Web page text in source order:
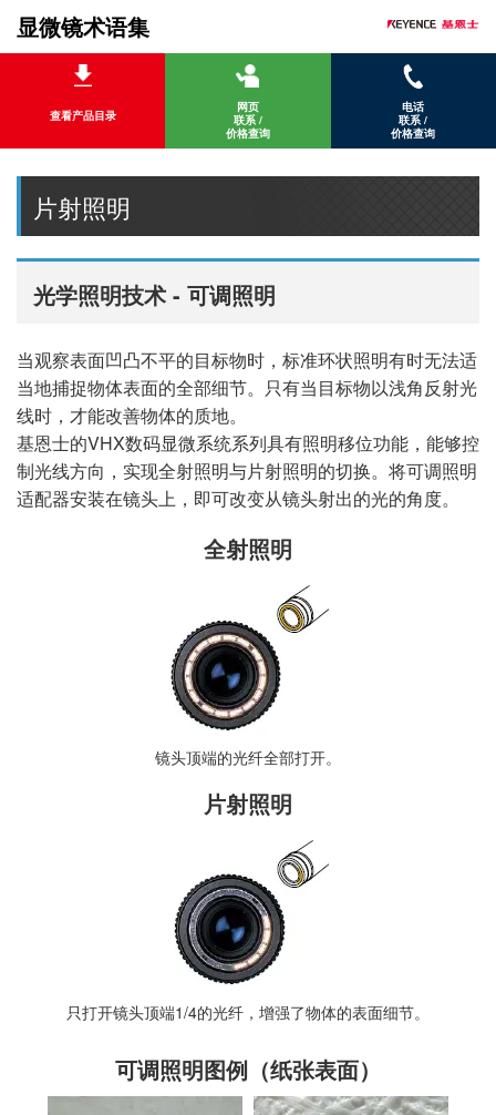
显微镜术语集
查看产品目录
网页
联系 /
价格查询
电话
联系 /
价格查询
片射照明
光学照明技术 - 可调照明
当观察表面凹凸不平的目标物时，标准环状照明有时无法适
当地捕捉物体表面的全部细节。只有当目标物以浅角反射光
线时，才能改善物体的质地。
基恩士的VHX数码显微系统系列具有照明移位功能，能够控
制光线方向，实现全射照明与片射照明的切换。将可调照明
适配器安装在镜头上，即可改变从镜头射出的光的角度。
全射照明
镜头顶端的光纤全部打开。
片射照明
只打开镜头顶端1/4的光纤，增强了物体的表面细节。
可调照明图例（纸张表面）